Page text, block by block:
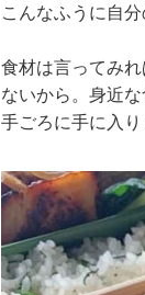
こんなふうに自
食材は言ってみ
ないから。身近
手ごろに手に入り